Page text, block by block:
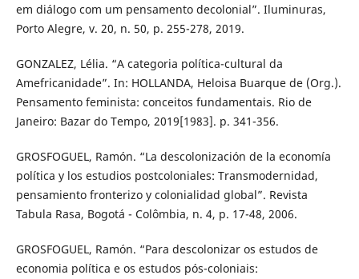
em diálogo com um pensamento decolonial”. Iluminuras,
Porto Alegre, v. 20, n. 50, p. 255-278, 2019.
GONZALEZ, Lélia. “A categoria política-cultural da
Amefricanidade”. In: HOLLANDA, Heloisa Buarque de (Org.).
Pensamento feminista: conceitos fundamentais. Rio de
Janeiro: Bazar do Tempo, 2019[1983]. p. 341-356.
GROSFOGUEL, Ramón. “La descolonización de la economía
política y los estudios postcoloniales: Transmodernidad,
pensamiento fronterizo y colonialidad global”. Revista
Tabula Rasa, Bogotá - Colômbia, n. 4, p. 17-48, 2006.
GROSFOGUEL, Ramón. “Para descolonizar os estudos de
economia política e os estudos pós-coloniais: